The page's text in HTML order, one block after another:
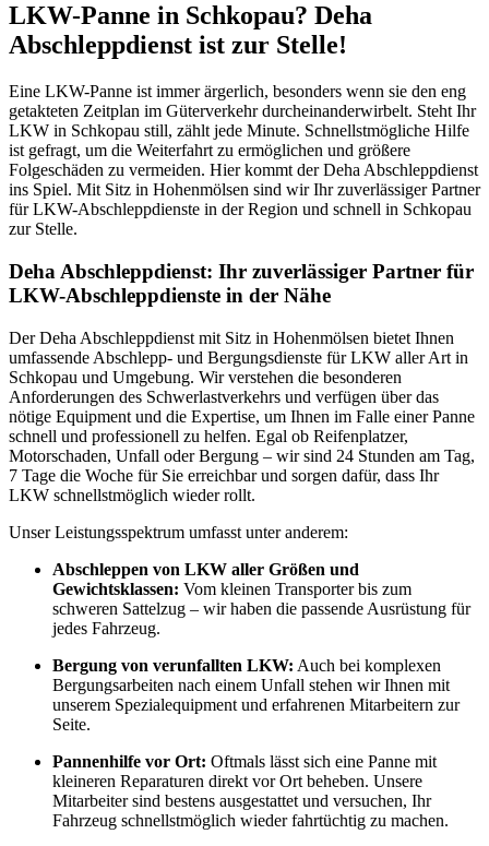
LKW-Panne in Schkopau? Deha
Abschleppdienst ist zur Stelle!
Eine LKW-Panne ist immer ärgerlich, besonders wenn sie den eng
getakteten Zeitplan im Güterverkehr durcheinanderwirbelt. Steht Ihr
LKW in Schkopau still, zählt jede Minute. Schnellstmögliche Hilfe
ist gefragt, um die Weiterfahrt zu ermöglichen und größere
Folgeschäden zu vermeiden. Hier kommt der Deha Abschleppdienst
ins Spiel. Mit Sitz in Hohenmölsen sind wir Ihr zuverlässiger Partner
für LKW-Abschleppdienste in der Region und schnell in Schkopau
zur Stelle.
Deha Abschleppdienst: Ihr zuverlässiger Partner für
LKW-Abschleppdienste in der Nähe
Der Deha Abschleppdienst mit Sitz in Hohenmölsen bietet Ihnen
umfassende Abschlepp- und Bergungsdienste für LKW aller Art in
Schkopau und Umgebung. Wir verstehen die besonderen
Anforderungen des Schwerlastverkehrs und verfügen über das
nötige Equipment und die Expertise, um Ihnen im Falle einer Panne
schnell und professionell zu helfen. Egal ob Reifenplatzer,
Motorschaden, Unfall oder Bergung – wir sind 24 Stunden am Tag,
7 Tage die Woche für Sie erreichbar und sorgen dafür, dass Ihr
LKW schnellstmöglich wieder rollt.
Unser Leistungsspektrum umfasst unter anderem:
Abschleppen von LKW aller Größen und
Gewichtsklassen: Vom kleinen Transporter bis zum
schweren Sattelzug – wir haben die passende Ausrüstung für
jedes Fahrzeug.
Bergung von verunfallten LKW: Auch bei komplexen
Bergungsarbeiten nach einem Unfall stehen wir Ihnen mit
unserem Spezialequipment und erfahrenen Mitarbeitern zur
Seite.
Pannenhilfe vor Ort: Oftmals lässt sich eine Panne mit
kleineren Reparaturen direkt vor Ort beheben. Unsere
Mitarbeiter sind bestens ausgestattet und versuchen, Ihr
Fahrzeug schnellstmöglich wieder fahrtüchtig zu machen.